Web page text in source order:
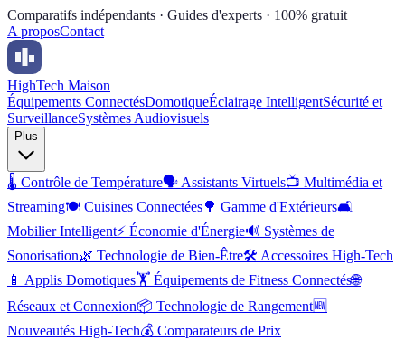
Comparatifs indépendants · Guides d'experts · 100% gratuit
A proposContact
HighTech Maison
Équipements ConnectésDomotiqueÉclairage IntelligentSécurité et
SurveillanceSystèmes Audiovisuels
Plus
🌡️ Contrôle de Température🗣️ Assistants Virtuels📺 Multimédia et
Streaming🍽️ Cuisines Connectées🌳 Gamme d'Extérieurs🛋️
Mobilier Intelligent⚡ Économie d'Énergie🔊 Systèmes de
Sonorisation🌿 Technologie de Bien-Être🛠️ Accessoires High-Tech
📱 Applis Domotiques🏋️ Équipements de Fitness Connectés🌐
Réseaux et Connexion📦 Technologie de Rangement🆕
Nouveautés High-Tech💰 Comparateurs de Prix